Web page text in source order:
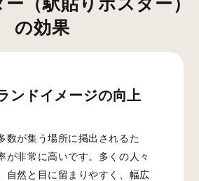
の効果
ンドイメージの向上
数が集う場所に掲出されるた
が非常に高いです。多くの人々
自然と目に留まりやすく、幅広